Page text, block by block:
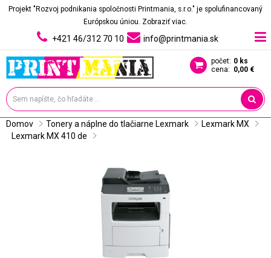
Projekt "Rozvoj podnikania spoločnosti Printmania, s.r.o." je spolufinancovaný
Európskou úniou. Zobraziť viac.
+421 46/312 70 10 info@printmania.sk
počet: 0 ks
cena: 0,00 €
Domov Tonery a náplne do tlačiarne Lexmark
Lexmark MX
Lexmark MX 410 de